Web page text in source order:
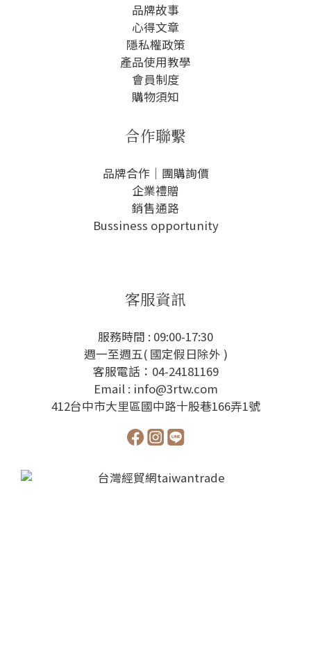
品牌故事
心得文章
隱私權政策
產品使用教學
會員制度
購物須知
合作聯繫
品牌合作｜團購詢價
企業禮贈
銷售通路
Bussiness opportunity
客服資訊
服務時間 : 09:00-17:30
週一至週五( 國定假日除外 )
客服電話：04-24181169
Email : info@3rtw.com
412台中市大里區國中路十股巷166弄1號